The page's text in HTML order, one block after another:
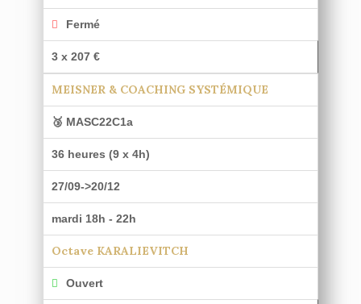
Fermé
3 x 207 €
MEISNER & COACHING SYSTÉMIQUE
🥉 MASC22C1a
36 heures (9 x 4h)
27/09->20/12
mardi 18h - 22h
Octave KARALIEVITCH
Ouvert